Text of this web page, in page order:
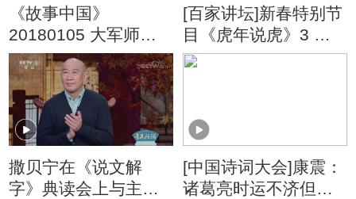
《故事中国》
20180105 大军师诸
葛亮 北伐悲歌
[百家讲坛]新春特别节
目《虎年说虎》3 正
月为什么对应寅月
撒贝宁在《说文解
字》典读会上与主创
[中国诗词大会]康震：
诸葛亮时运不济但忠